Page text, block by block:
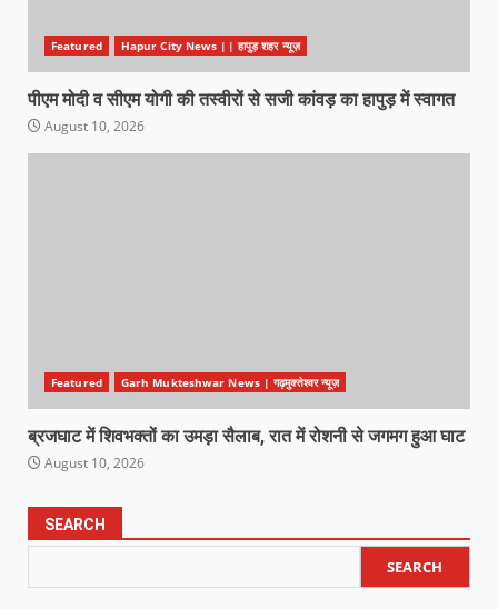
Featured Hapur City News || हापुड़ शहर न्यूज़
पीएम मोदी व सीएम योगी की तस्वीरों से सजी कांवड़ का हापुड़ में स्वागत
August 10, 2026
Featured Garh Mukteshwar News | गढ़मुक्तेश्वर न्यूज़
ब्रजघाट में शिवभक्तों का उमड़ा सैलाब, रात में रोशनी से जगमग हुआ घाट
August 10, 2026
SEARCH
SEARCH